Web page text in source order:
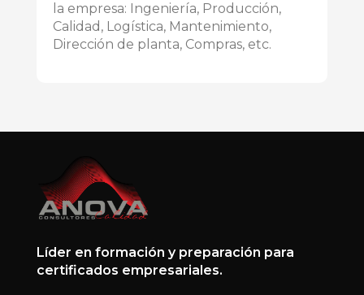
la empresa: Ingeniería, Producción,
Calidad, Logística, Mantenimiento,
Dirección de planta, Compras, etc.
Líder en formación y preparación para
certificados empresariales.